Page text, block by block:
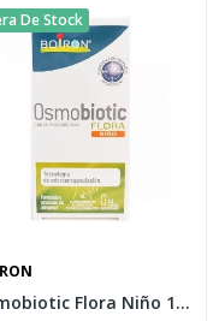
De Stock
Osmobiotic Flora Niño 12 Sobres